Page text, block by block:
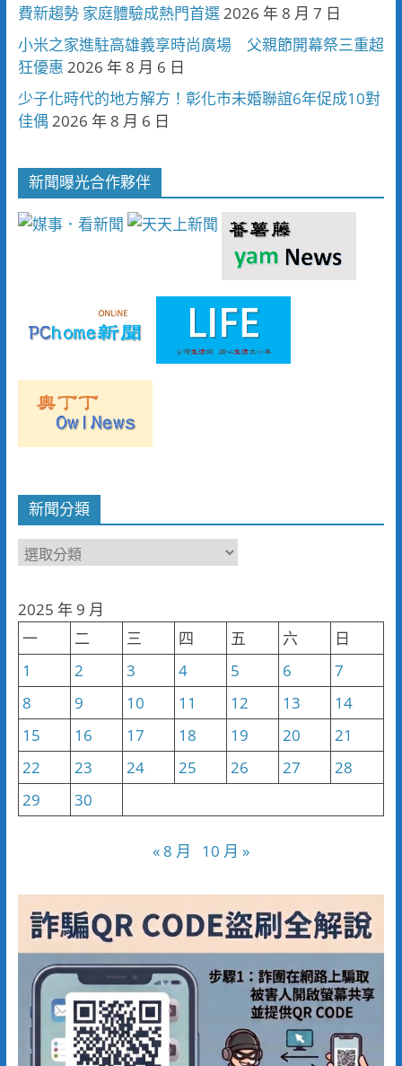
費新趨勢 家庭體驗成熱門首選2026 年 8 月 7 日
小米之家進駐高雄義享時尚廣場 父親節開幕祭三重超
狂優惠 2026 年 8 月 6 日
少子化時代的地方解方！彰化市未婚聯誼6年促成10對
佳偶 2026 年 8 月 6 日
新聞曝光合作夥伴
新聞分類
新
類
2025 年 9 月
一
二 三 四 五 六
日
1
2 3 4 5 6
7
8
9 10 11 12 13
14
15
16 17 18 19 20
21
22
23 24 25 26 27
28
29
30
« 8 月 10 月 »